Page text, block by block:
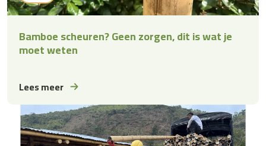
Bamboe scheuren? Geen zorgen, dit is wat je
moet weten
Lees meer
Nieuwsbrief
Schrijf je nu in voor onze nieuwsbrief!